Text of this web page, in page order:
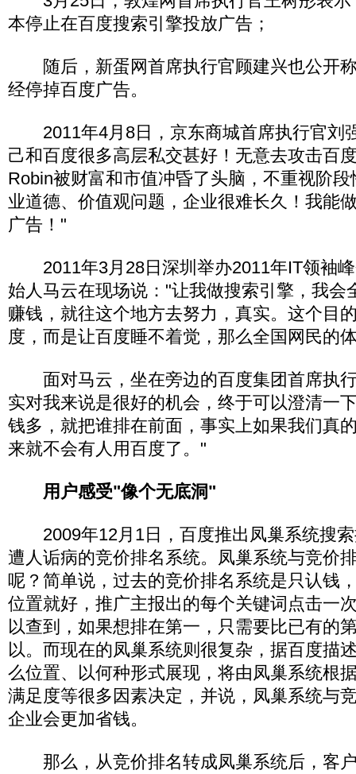
本停止在百度搜索引擎投放广告；
随后，新蛋网首席执行官顾建兴也公开
经停掉百度广告。
2011年4月8日，京东商城首席执行官刘
己和百度很多高层私交甚好！无意去攻击百
Robin被财富和市值冲昏了头脑，不重视阶
业道德、价值观问题，企业很难长久！我能
广告！"
2011年3月28日深圳举办2011年IT领袖峰
始人马云在现场说："让我做搜索引擎，我会
赚钱，就往这个地方去努力，真实。这个目
度，而是让百度睡不着觉，那么全国网民的
面对马云，坐在旁边的百度集团首席执
实对我来说是很好的机会，终于可以澄清一
钱多，就把谁排在前面，事实上如果我们真
来就不会有人用百度了。"
用户感受"像个无底洞"
2009年12月1日，百度推出凤巢系统搜索
遭人诟病的竞价排名系统。凤巢系统与竞价
呢？简单说，过去的竞价排名系统是只认钱
位置就好，推广主报出的每个关键词点击一
以查到，如果想排在第一，只需要比已有的
以。而现在的凤巢系统则很复杂，据百度描
么位置、以何种形式展现，将由凤巢系统根
满足度等很多因素决定，并说，凤巢系统与
企业会更加省钱。
那么，从竞价排名转成凤巢系统后，客